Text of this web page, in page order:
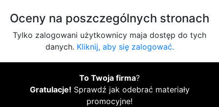
Oceny na poszczególnych stronach
Tylko zalogowani użytkownicy maja dostęp do tych
danych. Kliknij, aby się zalogować.
To Twoja firma?
Gratulacje! Sprawdź jak odebrać materiały
promocyjne!